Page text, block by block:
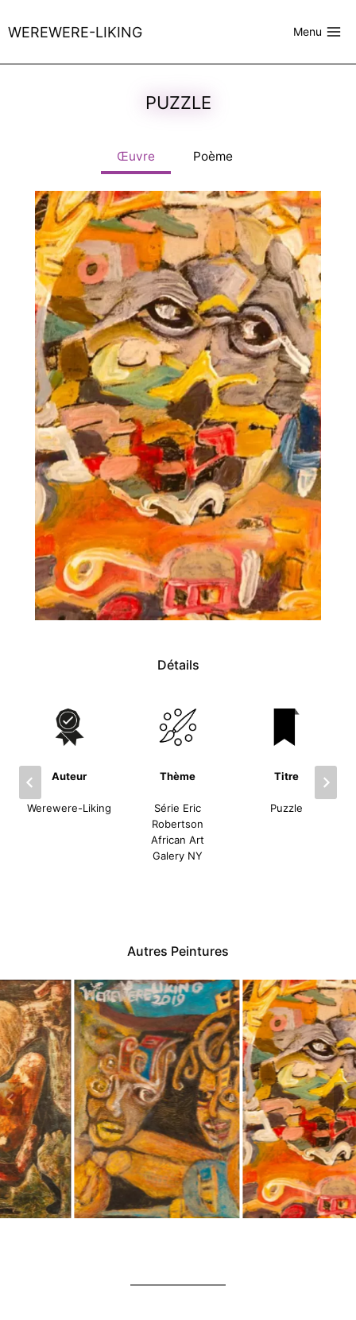
toWEREWERE-LIKING Menu
PUZZLE
Œuvre Poème
Détails
Auteur
Werewere-Liking
Thème
Série Eric
Robertson
African Art
Galery NY
Titre
Puzzle
Autres Peintures